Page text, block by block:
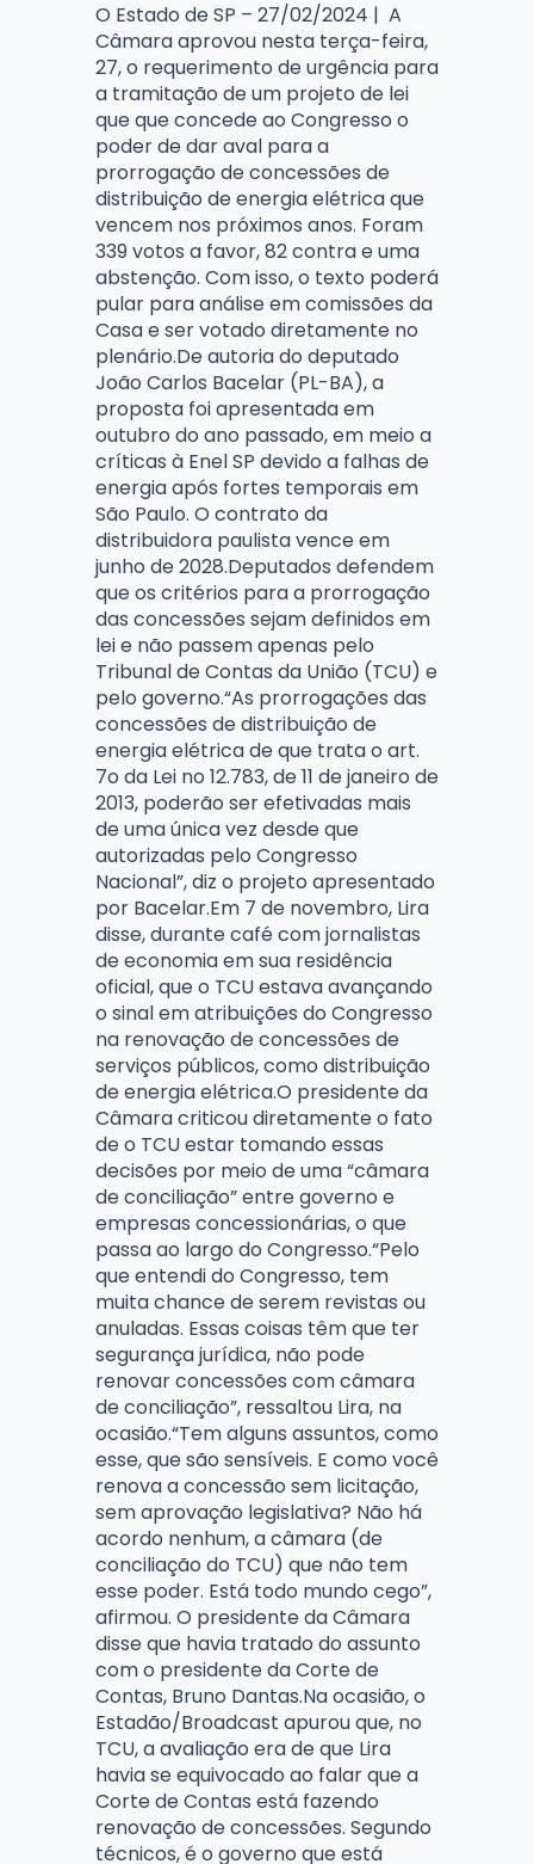
O Estado de SP – 27/02/2024 | A
Câmara aprovou nesta terça-feira,
27, o requerimento de urgência para
a tramitação de um projeto de lei
que que concede ao Congresso o
poder de dar aval para a
prorrogação de concessões de
distribuição de energia elétrica que
vencem nos próximos anos. Foram
339 votos a favor, 82 contra e uma
abstenção. Com isso, o texto poderá
pular para análise em comissões da
Casa e ser votado diretamente no
plenário.De autoria do deputado
João Carlos Bacelar (PL-BA), a
proposta foi apresentada em
outubro do ano passado, em meio a
críticas à Enel SP devido a falhas de
energia após fortes temporais em
São Paulo. O contrato da
distribuidora paulista vence em
junho de 2028.Deputados defendem
que os critérios para a prorrogação
das concessões sejam definidos em
lei e não passem apenas pelo
Tribunal de Contas da União (TCU) e
pelo governo.“As prorrogações das
concessões de distribuição de
energia elétrica de que trata o art.
7o da Lei no 12.783, de 11 de janeiro de
2013, poderão ser efetivadas mais
de uma única vez desde que
autorizadas pelo Congresso
Nacional”, diz o projeto apresentado
por Bacelar.Em 7 de novembro, Lira
disse, durante café com jornalistas
de economia em sua residência
oficial, que o TCU estava avançando
o sinal em atribuições do Congresso
na renovação de concessões de
serviços públicos, como distribuição
de energia elétrica.O presidente da
Câmara criticou diretamente o fato
de o TCU estar tomando essas
decisões por meio de uma “câmara
de conciliação” entre governo e
empresas concessionárias, o que
passa ao largo do Congresso.“Pelo
que entendi do Congresso, tem
muita chance de serem revistas ou
anuladas. Essas coisas têm que ter
segurança jurídica, não pode
renovar concessões com câmara
de conciliação”, ressaltou Lira, na
ocasião.“Tem alguns assuntos, como
esse, que são sensíveis. E como você
renova a concessão sem licitação,
sem aprovação legislativa? Não há
acordo nenhum, a câmara (de
conciliação do TCU) que não tem
esse poder. Está todo mundo cego”,
afirmou. O presidente da Câmara
disse que havia tratado do assunto
com o presidente da Corte de
Contas, Bruno Dantas.Na ocasião, o
Estadão/Broadcast apurou que, no
TCU, a avaliação era de que Lira
havia se equivocado ao falar que a
Corte de Contas está fazendo
renovação de concessões. Segundo
técnicos, é o governo que está